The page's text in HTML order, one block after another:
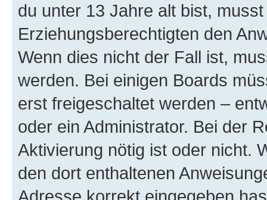
du unter 13 Jahre alt bist,
Erziehungsberechtigten den
Wenn dies nicht der Fall ist,
werden. Bei einigen Boards
erst freigeschaltet werden –
oder ein Administrator. Bei der
Aktivierung nötig ist oder nicht.
den dort enthaltenen